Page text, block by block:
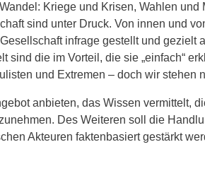
Kriege und Krisen, Wahlen
sind unter Druck. Von innen und
infrage gestellt und gezielt
sind die im Vorteil, die sie „einfach“
und Extremen – doch wir stehen
anbieten, das Wissen vermittelt,
Des Weiteren soll die
Akteuren faktenbasiert gestärkt